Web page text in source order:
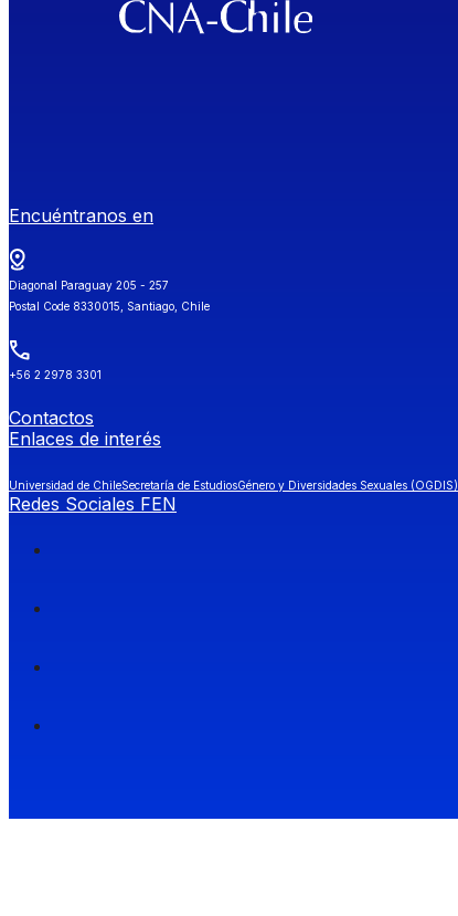
Encuéntranos en
Diagonal Paraguay 205 - 257
Postal Code 8330015, Santiago, Chile
+56 2 2978 3301
Contactos
Enlaces de interés
Universidad de ChileSecretaría de EstudiosGénero y Diversidades Sexuales (OGDIS)
Redes Sociales FEN